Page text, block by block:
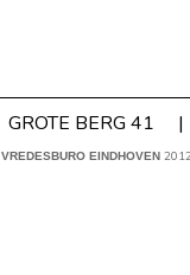
GROTE BERG 41 |
VREDESBURO EINDHOVEN